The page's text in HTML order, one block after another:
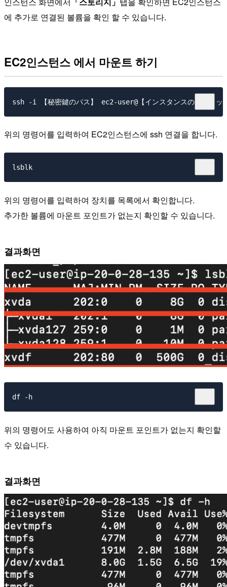
에 추가로 연결된 볼륨을 확인 할 수 있습니다.
EC2인스턴스 에서 마운트 하기
위의 명령어를 입력하여 EC2인스턴스에 ssh 연결을 합니다.
위의 명령어를 입력하여 장치를 목록에서 확인합니다.
추가한 볼륨에 마운트 포인트가 없는지 확인할 수 있습니다.
결과화면
위의 명령어도 사용하여 아직 마운트 포인트가 없는지 확인할
수 있습니다.
결과화면